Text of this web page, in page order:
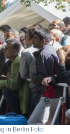
in Berlin Foto: